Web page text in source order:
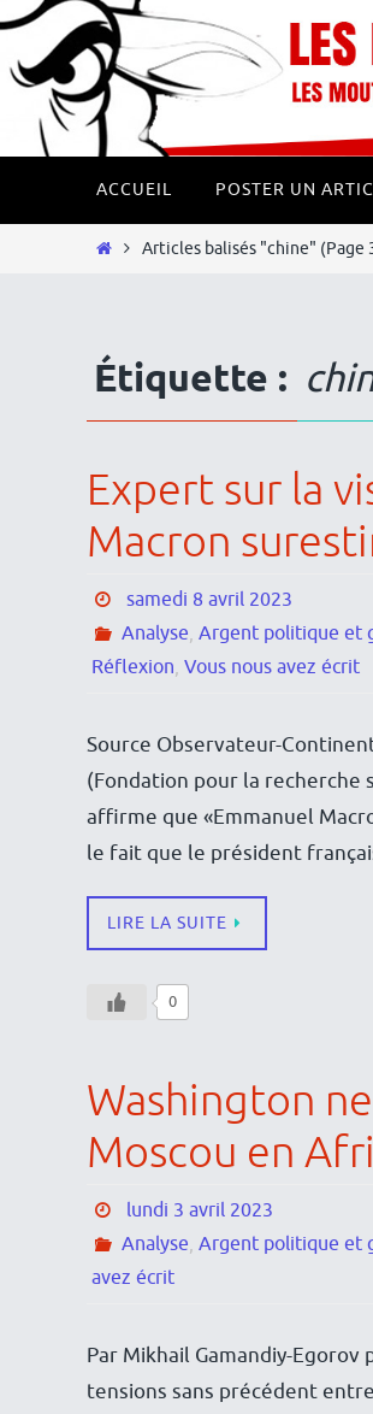
Panneau de gestion des cookies
Passer
le
contenu
le
ACCUEIL POSTER UN
HomeArticles balisés "chine" (Page
Étiquette :
Expert sur la
Macron
samedi 8 avril 2023
Analyse, Argent politique et
Réflexion, Vous nous avez écrit
Source Observateur-
(Fondation pour la recherche
affirme que «Emmanuel
le fait que le président
LIRE LA SUITE
0
Washington
Moscou en
lundi 3 avril 2023
Analyse, Argent politique et
avez écrit
Par Mikhail Gamandiy-
tensions sans précédent